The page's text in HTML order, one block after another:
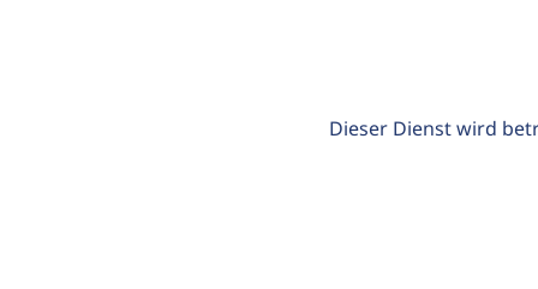
Dieser Dienst wird